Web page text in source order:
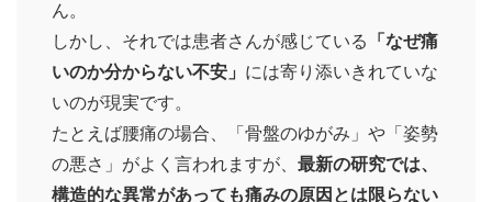
ん。
しかし、それでは患者さんが感じている 「なぜ痛
いのか分からない不安」 には寄り添いきれていな
いのが現実です。
たとえば腰痛の場合、「骨盤のゆがみ」や「姿勢
の悪さ」がよく言われますが、 最新の研究では、
構造的な異常があっても痛みの原因とは限らない